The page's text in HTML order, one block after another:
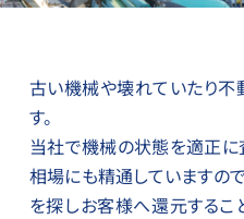
古い機械や壊れていたり
す。
当社で機械の状態を適正
相場にも精通していますの
を探しお客様へ還元する